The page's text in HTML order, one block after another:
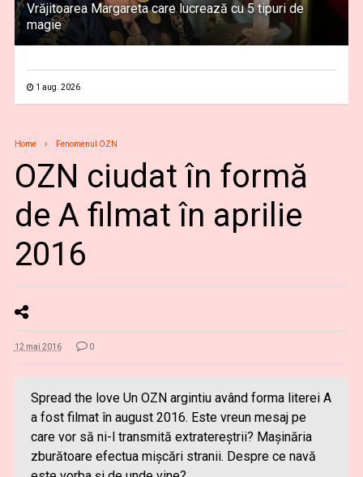
Vrăjitoarea Margareta care lucrează cu 5 tipuri de
magie
1 aug. 2026
Home Fenomenul OZN
OZN ciudat în formă
de A filmat în aprilie
2016
12 mai 2016 0
Spread the love Un OZN argintiu având forma literei A
a fost filmat în august 2016. Este vreun mesaj pe
care vor să ni-l transmită extratereştrii? Maşinăria
zburătoare efectua mişcări stranii. Despre ce navă